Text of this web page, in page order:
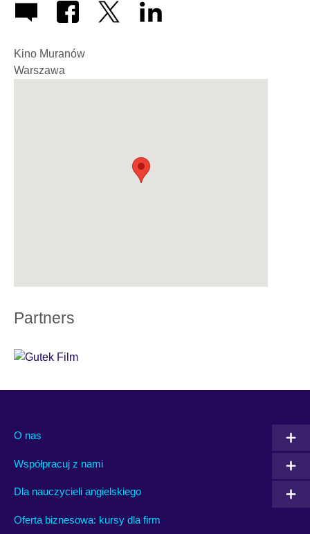
Kino Muranów
Warszawa
Partners
O nas
Współpracuj z nami
Dla nauczycieli angielskiego
Oferta biznesowa: kursy dla firm